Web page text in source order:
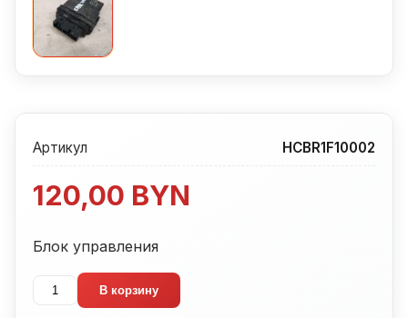
Артикул HCBR1F10002
120,00 BYN
Блок управления
Количество
товара
В корзину